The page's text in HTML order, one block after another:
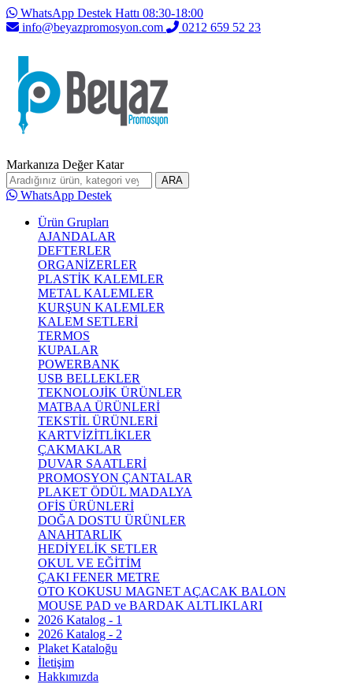
WhatsApp Destek Hattı 08:30-18:00
info@beyazpromosyon.com
0212 659 52 23
Markanıza Değer Katar
ARA
WhatsApp Destek
Ürün Grupları
AJANDALAR
DEFTERLER
ORGANİZERLER
PLASTİK KALEMLER
METAL KALEMLER
KURŞUN KALEMLER
KALEM SETLERİ
TERMOS
KUPALAR
POWERBANK
USB BELLEKLER
TEKNOLOJİK ÜRÜNLER
MATBAA ÜRÜNLERİ
TEKSTİL ÜRÜNLERİ
KARTVİZİTLİKLER
ÇAKMAKLAR
DUVAR SAATLERİ
PROMOSYON ÇANTALAR
PLAKET ÖDÜL MADALYA
OFİS ÜRÜNLERİ
DOĞA DOSTU ÜRÜNLER
ANAHTARLIK
HEDİYELİK SETLER
OKUL VE EĞİTİM
ÇAKI FENER METRE
OTO KOKUSU MAGNET AÇACAK BALON
MOUSE PAD ve BARDAK ALTLIKLARI
2026 Katalog - 1
2026 Katalog - 2
Plaket Kataloğu
İletişim
Hakkımızda